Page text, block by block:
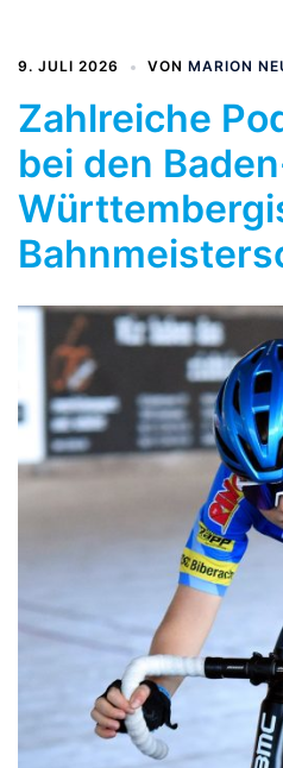
9. JULI 2026 VON MARION
Zahlreiche
bei den